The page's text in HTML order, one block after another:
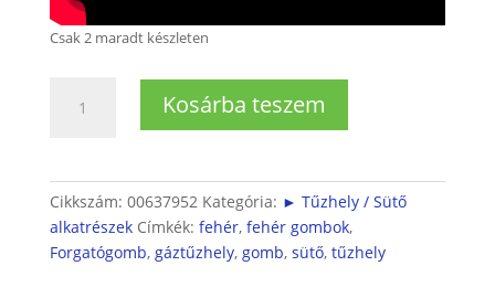
Csak 2 maradt készleten
Kosárba teszem
Cikkszám: 00637952 Kategória: ► Tűzhely / Sütő
alkatrészek Címkék: fehér, fehér gombok,
Forgatógomb, gáztűzhely, gomb, sütő, tűzhely